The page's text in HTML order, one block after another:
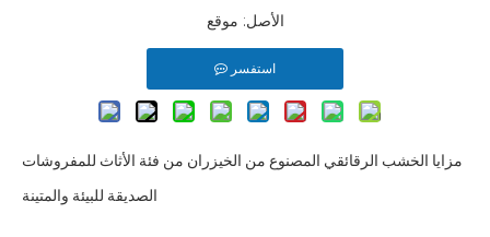
الأصل: موقع
استفسر
مزايا الخشب الرقائقي المصنوع من الخيزران من فئة الأثاث للمفروشات
الصديقة للبيئة والمتينة